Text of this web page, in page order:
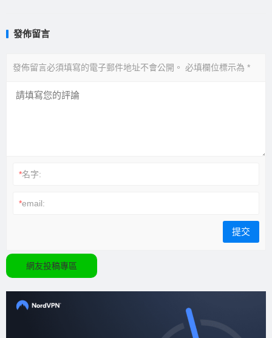
發佈留言
發佈留言必須填寫的電子郵件地址不會公開。 必填欄位標示為 *
*名字:
*email:
網友投稿專區